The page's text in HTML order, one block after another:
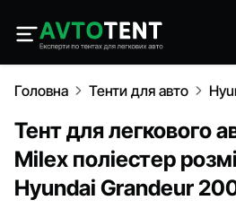
Головна Тенти для авто
Тент для легкового
Milex поліестер
Hyundai Grandeur